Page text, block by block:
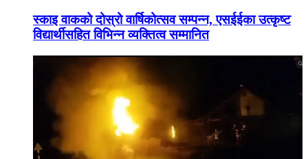
स्काइ वाकको दोस्रो वार्षिकोत्सव सम्पन्न, एसईईका उत्कृष्ट
विद्यार्थीसहित विभिन्न व्यक्तित्व सम्मानित